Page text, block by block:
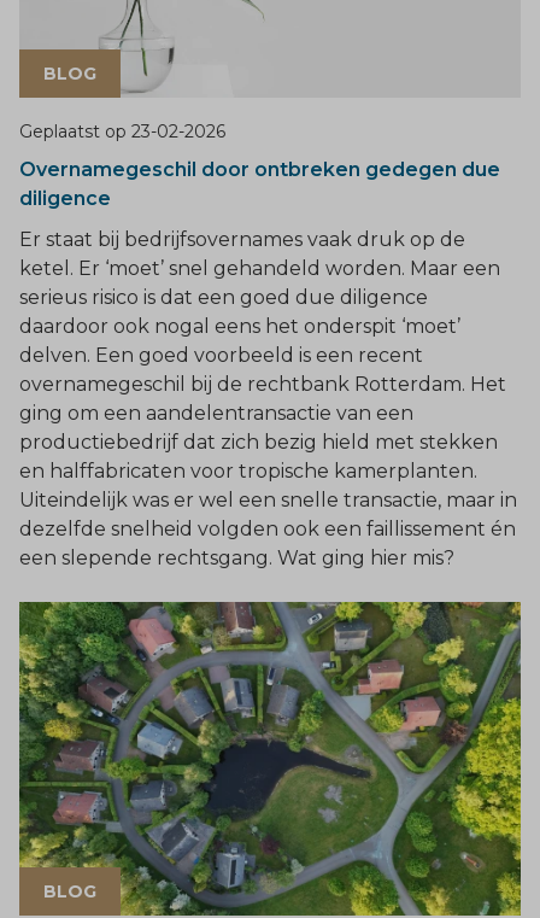
BLOG
Geplaatst op 23-02-2026
Overnamegeschil door ontbreken gedegen due
diligence
Er staat bij bedrijfsovernames vaak druk op de
ketel. Er ‘moet’ snel gehandeld worden. Maar een
serieus risico is dat een goed due diligence
daardoor ook nogal eens het onderspit ‘moet’
delven. Een goed voorbeeld is een recent
overnamegeschil bij de rechtbank Rotterdam. Het
ging om een aandelentransactie van een
productiebedrijf dat zich bezig hield met stekken
en halffabricaten voor tropische kamerplanten.
Uiteindelijk was er wel een snelle transactie, maar in
dezelfde snelheid volgden ook een faillissement én
een slepende rechtsgang. Wat ging hier mis?
BLOG